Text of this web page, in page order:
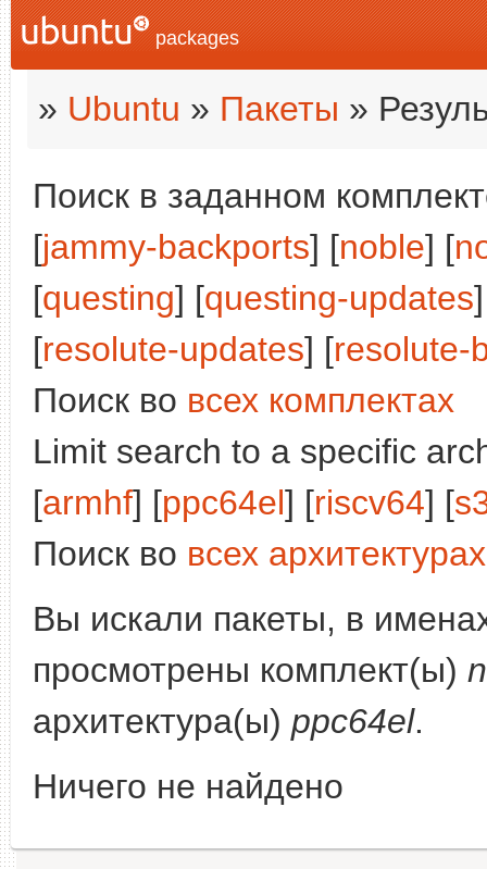
packages
» Ubuntu » Пакеты »
Поиск в заданном
[jammy-backports] [noble] [
[questing] [questing-updates
[resolute-updates] [resolute-
Поиск во всех комплектах
Limit search to a specific
[armhf] [ppc64el] [riscv64] [
Поиск во всех архитектурах
Вы искали пакеты, в
просмотрены комплект(ы)
архитектура(ы) ppc64el.
Ничего не найдено